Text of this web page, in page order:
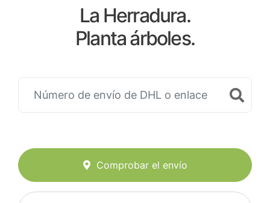
La Herradura.
Planta árboles.
Comprobar el envío